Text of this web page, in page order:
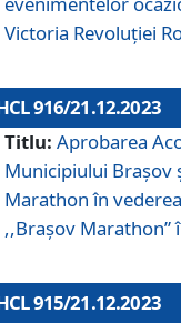
Victoria Revoluţiei
916/21.12.2023
Titlu: Aprobarea
Municipiului Brașov
Marathon în
,,Brașov Marathon”
915/21.12.2023